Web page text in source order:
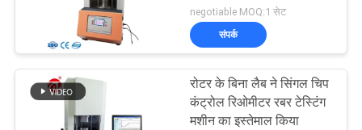
बारे
वल्केनाइजिंग प्रेस मशीन
43
परीक्षण के लिए मूनी मूल्य
0~200 के साथ
negotiable MOQ:1 सेट
संपर्क
रोटर के बिना लैब ने सिंगल चिप
कंट्रोल रिओमीटर रबर टेस्टिंग
मशीन का इस्तेमाल किया